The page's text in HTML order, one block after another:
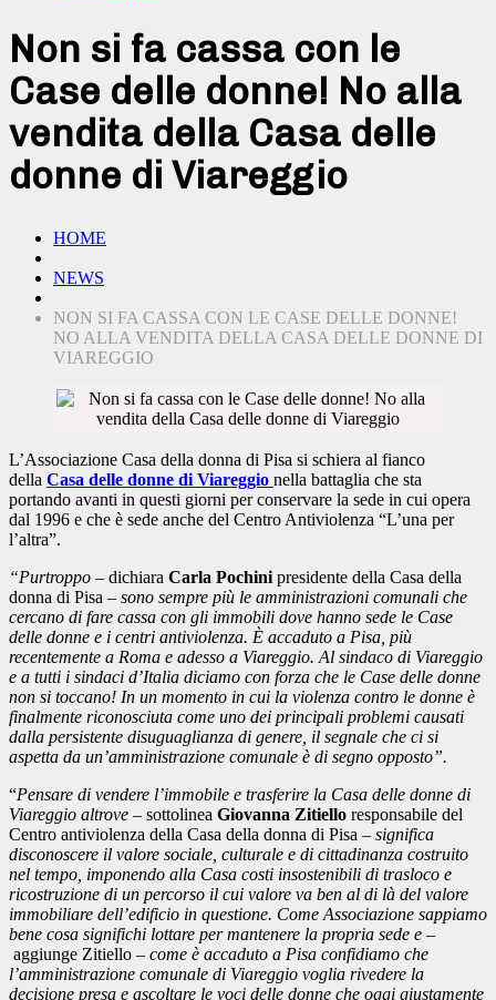
Non si fa cassa con le
Case delle donne! No alla
vendita della Casa delle
donne di Viareggio
HOME
NEWS
NON SI FA CASSA CON LE CASE DELLE DONNE!
NO ALLA VENDITA DELLA CASA DELLE DONNE DI
VIAREGGIO
L’Associazione Casa della donna di Pisa si schiera al fianco
della Casa delle donne di Viareggio nella battaglia che sta
portando avanti in questi giorni per conservare la sede in cui opera
dal 1996 e che è sede anche del Centro Antiviolenza “L’una per
l’altra”.
“Purtroppo – dichiara Carla Pochinipresidente della Casa della
donna di Pisa – sono sempre più le amministrazioni comunali che
cercano di fare cassa con gli immobili dove hanno sede le Case
delle donne e i centri antiviolenza. È accaduto a Pisa, più
recentemente a Roma e adesso a Viareggio. Al sindaco di Viareggio
e a tutti i sindaci d’Italia diciamo con forza che le Case delle donne
non si toccano! In un momento in cui la violenza contro le donne è
finalmente riconosciuta come uno dei principali problemi causati
dalla persistente disuguaglianza di genere, il segnale che ci si
aspetta da un’amministrazione comunale è di segno opposto”.
“Pensare di vendere l’immobile e trasferire la Casa delle donne di
Viareggio altrove – sottolinea Giovanna Zitiello responsabile del
Centro antiviolenza della Casa della donna di Pisa – significa
disconoscere il valore sociale, culturale e di cittadinanza costruito
nel tempo, imponendo alla Casa costi insostenibili di trasloco e
ricostruzione di un percorso il cui valore va ben al di là del valore
immobiliare dell’edificio in questione. Come Associazione sappiamo
bene cosa significhi lottare per mantenere la propria sede e –
aggiunge Zitiello – come è accaduto a Pisa confidiamo che
l’amministrazione comunale di Viareggio voglia rivedere la
decisione presa e ascoltare le voci delle donne che oggi giustamente